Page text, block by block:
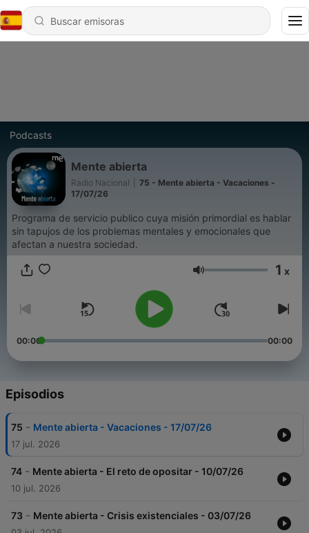
Podcasts
Mente abierta
Radio Nacional
75 - Mente abierta - Vacaciones -
17/07/26
Programa de servicio publico cuya misión primordial es hablar
sin tapujos de los problemas mentales y emocionales que
afectan a nuestra sociedad.
Volumen 1 x
00:00 00:00
Episodios
75 - Mente abierta - Vacaciones - 17/07/26
17 jul. 2026
74 - Mente abierta - El reto de opositar - 10/07/26
10 jul. 2026
73 - Mente abierta - Crisis existenciales - 03/07/26